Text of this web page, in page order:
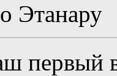
Этанару
первый